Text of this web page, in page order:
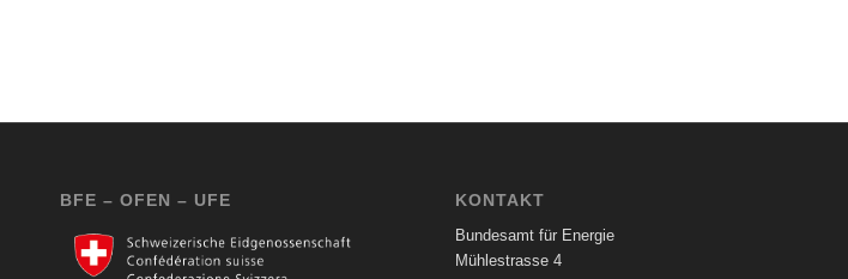
BFE – OFEN – UFE KONTAKT
Bundesamt für Energie
Mühlestrasse 4